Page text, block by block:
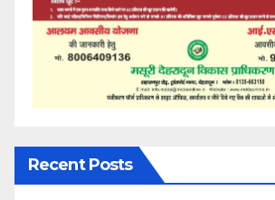
Recent Posts